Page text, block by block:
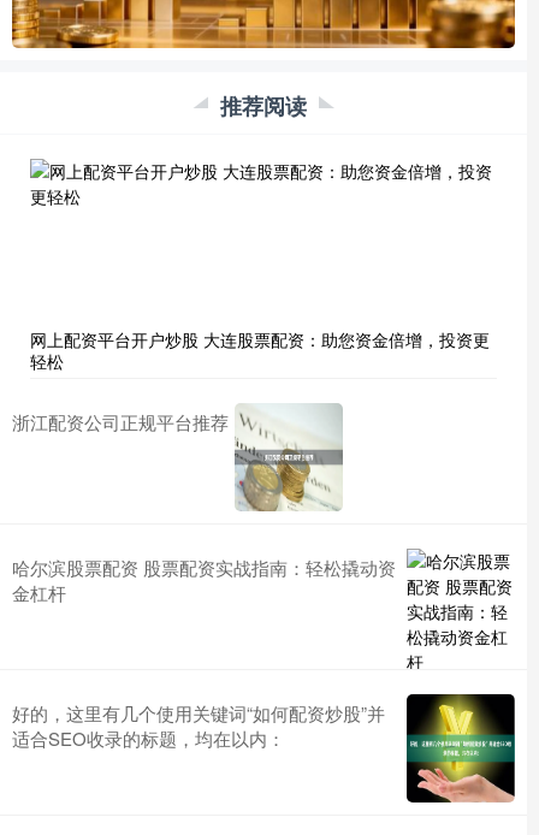
推荐阅读
网上配资平台开户炒股 大连股票配资：助您资金倍增，投资更
轻松
浙江配资公司正规平台推荐
哈尔滨股票配资 股票配资实战指南：轻松撬动资
金杠杆
好的，这里有几个使用关键词“如何配资炒股”并
适合SEO收录的标题，均在以内：